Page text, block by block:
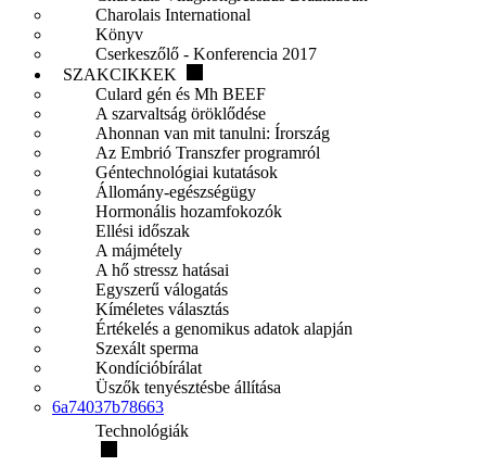
Charolais International
Könyv
Cserkeszőlő - Konferencia 2017
SZAKCIKKEK
Culard gén és Mh BEEF
A szarvaltság öröklődése
Ahonnan van mit tanulni: Írország
Az Embrió Transzfer programról
Géntechnológiai kutatások
Állomány-egészségügy
Hormonális hozamfokozók
Ellési időszak
A májmétely
A hő stressz hatásai
Egyszerű válogatás
Kíméletes választás
Értékelés a genomikus adatok alapján
Szexált sperma
Kondícióbírálat
Üszők tenyésztésbe állítása
6a74037b78663
Technológiák